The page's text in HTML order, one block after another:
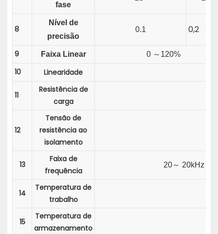
fase
8
Nível de
precisão
0.1 0,2
9 Faixa Linear 0 ～ 120%
10 Linearidade
11
Resistência de
carga
12
Tensão de
resistência ao
isolamento
13
Faixa de
frequência
20～ 20kHz (
14
Temperatura de
trabalho
15
Temperatura de
armazenamento